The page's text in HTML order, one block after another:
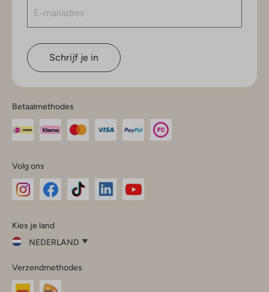
Schrijf je in
Betaalmethodes
Volg ons
InstagramFacebook
Kies je land
NEDERLAND
je
land
Verzendmethodes